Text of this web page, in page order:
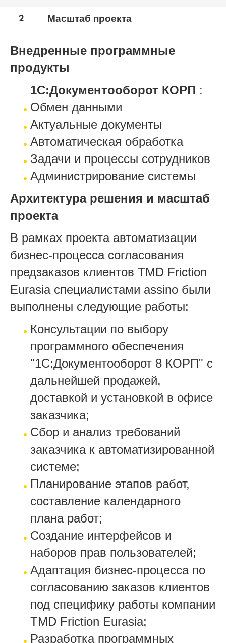
2 Масштаб проекта
Внедренные программные
продукты
1С:Документооборот КОРП :
Обмен данными
Актуальные документы
Автоматическая обработка
Задачи и процессы сотрудников
Администрирование системы
Архитектура решения и масштаб
проекта
В рамках проекта автоматизации
бизнес-процесса согласования
предзаказов клиентов TMD Friction
Eurasia специалистами assino были
выполнены следующие работы:
Консультации по выбору
программного обеспечения
"1С:Документооборот 8 КОРП" с
дальнейшей продажей,
доставкой и установкой в офисе
заказчика;
Сбор и анализ требований
заказчика к автоматизированной
системе;
Планирование этапов работ,
составление календарного
плана работ;
Создание интерфейсов и
наборов прав пользователей;
Адаптация бизнес-процесса по
согласованию заказов клиентов
под специфику работы компании
TMD Friction Eurasia;
Разработка программных